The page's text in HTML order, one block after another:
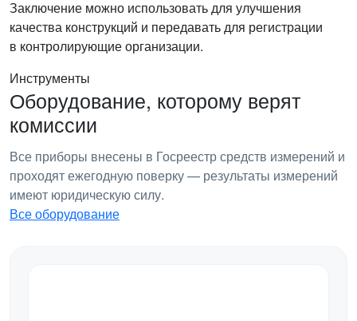
Заключение можно использовать для улучшения
качества конструкций и передавать для регистрации
в контролирующие организации.
Инструменты
Оборудование, которому верят
комиссии
Все приборы внесены в Госреестр средств измерений и
проходят ежегодную поверку — результаты измерений
имеют юридическую силу.
Все оборудование